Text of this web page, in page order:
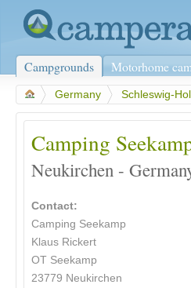
Campgrounds Motorhome
Germany Schleswig-
Camping
Neukirchen -
Contact:
Camping Seekamp
Klaus Rickert
OT Seekamp
23779 Neukirchen